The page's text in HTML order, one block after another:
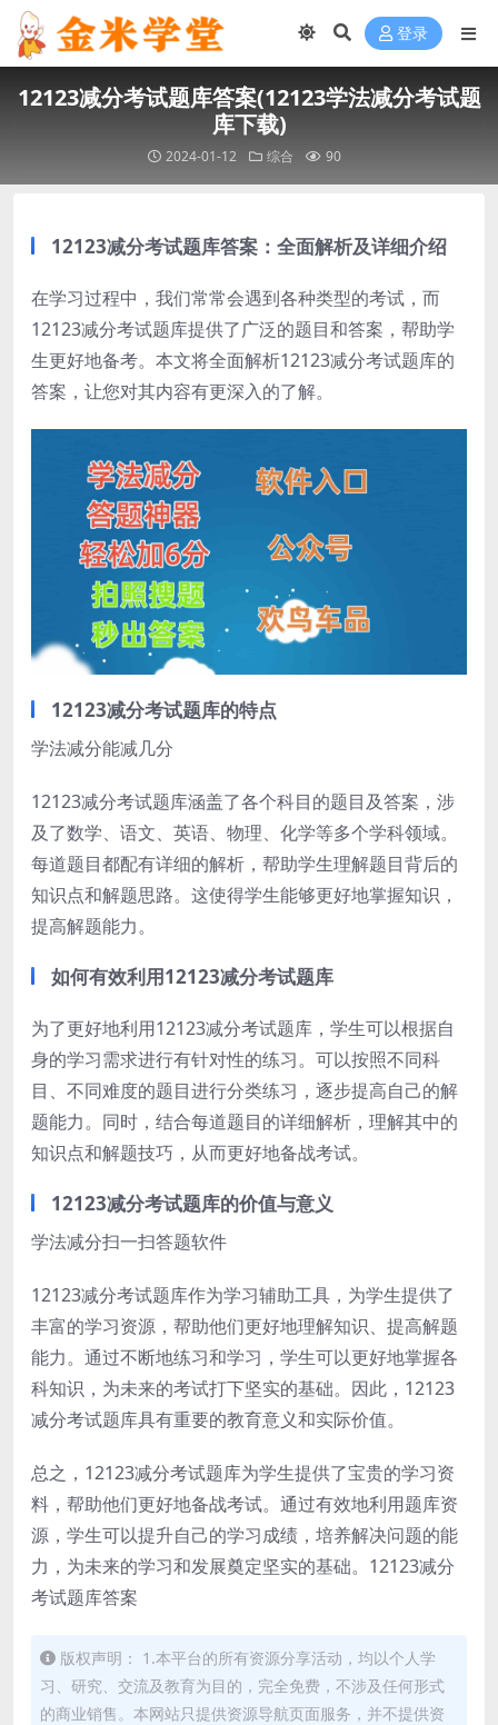
登录
12123减分考试题库答案(12123学法减分考试题
库下载)
2024-01-12 综合 90
12123减分考试题库答案：全面解析及详细介绍
在学习过程中，我们常常会遇到各种类型的考试，而
12123减分考试题库提供了广泛的题目和答案，帮助学
生更好地备考。本文将全面解析12123减分考试题库的
答案，让您对其内容有更深入的了解。
12123减分考试题库的特点
学法减分能减几分
12123减分考试题库涵盖了各个科目的题目及答案，涉
及了数学、语文、英语、物理、化学等多个学科领域。
每道题目都配有详细的解析，帮助学生理解题目背后的
知识点和解题思路。这使得学生能够更好地掌握知识，
提高解题能力。
如何有效利用12123减分考试题库
为了更好地利用12123减分考试题库，学生可以根据自
身的学习需求进行有针对性的练习。可以按照不同科
目、不同难度的题目进行分类练习，逐步提高自己的解
题能力。同时，结合每道题目的详细解析，理解其中的
知识点和解题技巧，从而更好地备战考试。
12123减分考试题库的价值与意义
学法减分扫一扫答题软件
12123减分考试题库作为学习辅助工具，为学生提供了
丰富的学习资源，帮助他们更好地理解知识、提高解题
能力。通过不断地练习和学习，学生可以更好地掌握各
科知识，为未来的考试打下坚实的基础。因此，12123
减分考试题库具有重要的教育意义和实际价值。
总之，12123减分考试题库为学生提供了宝贵的学习资
料，帮助他们更好地备战考试。通过有效地利用题库资
源，学生可以提升自己的学习成绩，培养解决问题的能
力，为未来的学习和发展奠定坚实的基础。12123减分
考试题库答案
版权声明： 1.本平台的所有资源分享活动，均以个人学
习、研究、交流及教育为目的，完全免费，不涉及任何形式
的商业销售。本网站只提供资源导航页面服务，并不提供资